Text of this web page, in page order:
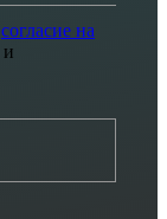
согласие на
и